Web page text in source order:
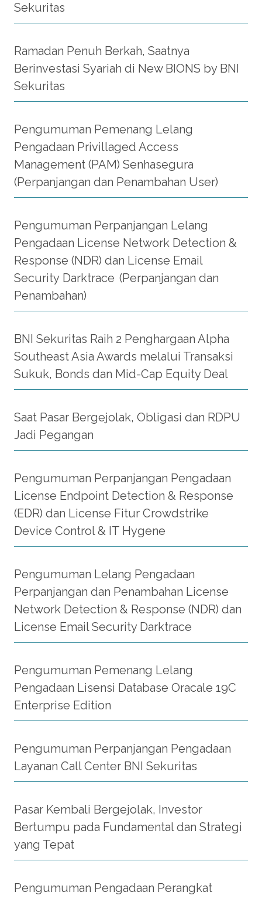
Sekuritas
Ramadan Penuh Berkah, Saatnya
Berinvestasi Syariah di New BIONS by BNI
Sekuritas
Pengumuman Pemenang Lelang
Pengadaan Privillaged Access
Management (PAM) Senhasegura
(Perpanjangan dan Penambahan User)
Pengumuman Perpanjangan Lelang
Pengadaan License Network Detection &
Response (NDR) dan License Email
Security Darktrace (Perpanjangan dan
Penambahan)
BNI Sekuritas Raih 2 Penghargaan Alpha
Southeast Asia Awards melalui Transaksi
Sukuk, Bonds dan Mid-Cap Equity Deal
Saat Pasar Bergejolak, Obligasi dan RDPU
Jadi Pegangan
Pengumuman Perpanjangan Pengadaan
License Endpoint Detection & Response
(EDR) dan License Fitur Crowdstrike
Device Control & IT Hygene
Pengumuman Lelang Pengadaan
Perpanjangan dan Penambahan License
Network Detection & Response (NDR) dan
License Email Security Darktrace
Pengumuman Pemenang Lelang
Pengadaan Lisensi Database Oracale 19C
Enterprise Edition
Pengumuman Perpanjangan Pengadaan
Layanan Call Center BNI Sekuritas
Pasar Kembali Bergejolak, Investor
Bertumpu pada Fundamental dan Strategi
yang Tepat
Pengumuman Pengadaan Perangkat